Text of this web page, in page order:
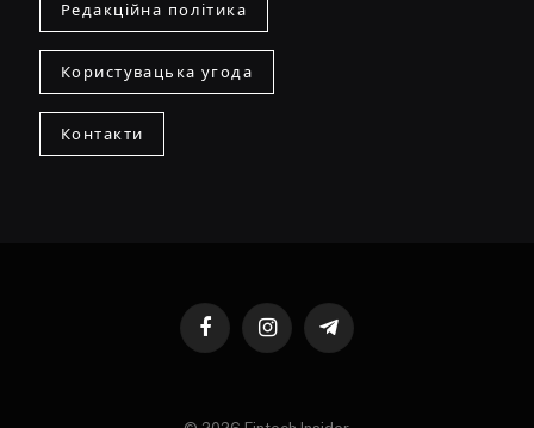
Редакційна політика
Користувацька угода
Контакти
FacebookInstagramTelegram